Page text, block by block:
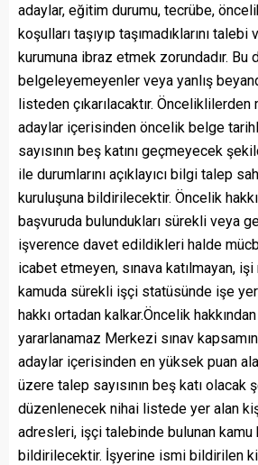
adaylar, eğitim durumu, tecrübe,
koşulları taşıyıp taşımadıklarını talebi
kurumuna ibraz etmek zorundadır. Bu
belgeleyemeyenler veya yanlış
listeden çıkarılacaktır. Önceliklilerden
adaylar içerisinden öncelik belge
sayısının beş katını geçmeyecek
ile durumlarını açıklayıcı bilgi talep
kuruluşuna bildirilecektir. Öncelik
başvuruda bulundukları sürekli veya
işverence davet edildikleri halde
icabet etmeyen, sınava katılmayan,
kamuda sürekli işçi statüsünde işe
hakkı ortadan kalkar.Öncelik
yararlanamaz Merkezi sınav
adaylar içerisinden en yüksek puan
üzere talep sayısının beş katı olacak
düzenlenecek nihai listede yer alan
adresleri, işçi talebinde bulunan kamu
bildirilecektir. İşyerine ismi bildirilen